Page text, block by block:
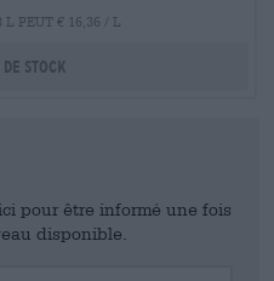
L PEUT € 16,36 / L
stock
pour être informé une fois
disponible.